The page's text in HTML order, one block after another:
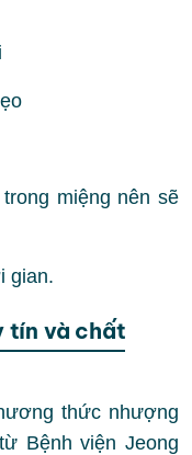
miệng nên sẽ
gian.
tín và chất
thức nhượng
Bệnh viện Jeong